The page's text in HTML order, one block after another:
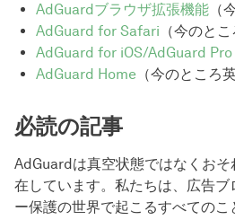
AdGuardブラウザ拡張機能 （
AdGuard for Safari （今のと
AdGuard for iOS/AdGuard Pro
AdGuard Home （今のところ
必読の記事
AdGuardは真空状態ではなくお
在しています。私たちは、広告
ー保護の世界で起こるすべての